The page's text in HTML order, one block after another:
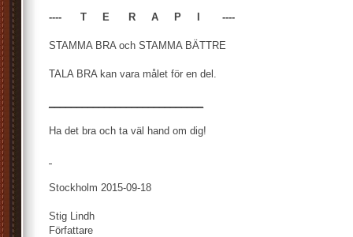
---- T E R A P I ----
STAMMA BRA och STAMMA BÄTTRE
TALA BRA kan vara målet för en del.
Ha det bra och ta väl hand om dig!
Stockholm 2015-09-18
Stig Lindh
Författare